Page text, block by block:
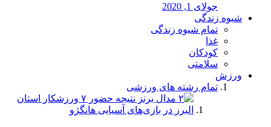
جولای 1, 2020
شیوه زندگی
تمام شیوه زندگی
غذا
کودکان
سلامتی
ورزش
تمام رشته های ورزشی